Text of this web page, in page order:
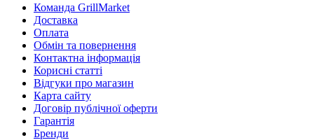
Команда GrillMarket
Доставка
Оплата
Обмін та повернення
Контактна інформація
Корисні статті
Відгуки про магазин
Карта сайту
Договір публічної оферти
Гарантія
Бренди